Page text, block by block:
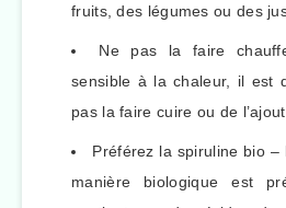
fruits, des légumes ou des
Ne pas la faire
sensible à la chaleur, il est
pas la faire cuire ou de
Préférez la spiruline bio
manière biologique est